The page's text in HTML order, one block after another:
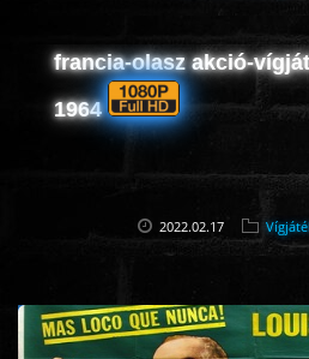
KALAND
FANTASY
DRÁMA
francia-olasz akció-
1964
2022.02.17